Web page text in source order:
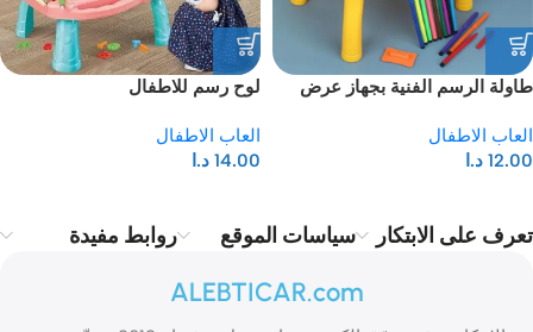
طاولة الرسم الفنية بجهاز عرض
العاب الاطفال
12.00 د.ا
لوح رسم للاطفال
العاب الاطفال
14.00 د.ا
تعرف على الابتكار سياسات الموقع روابط مفيدة
ALEBTICAR.com